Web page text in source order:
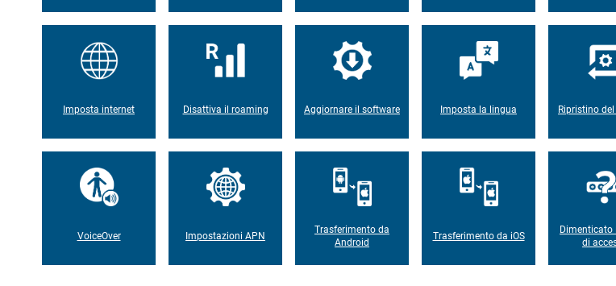
Imposta internet Disattiva il roaming Aggiornare il software Imposta la lingua Ripristino
VoiceOver Impostazioni APN
Trasferimento da
Android
Trasferimento da iOS
Dimenticato
di